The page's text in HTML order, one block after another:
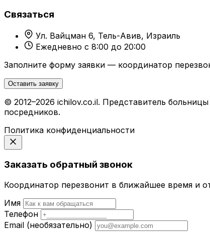
Связаться
Ул. Вайцман 6, Тель-Авив, Израиль
Ежедневно с 8:00 до 20:00
Заполните форму заявки — координатор
Оставить заявку
© 2012–2026 ichilov.co.il. Представитель
посредников.
Политика конфиденциальности
Заказать обратный звонок
Координатор перезвонит в ближайшее время и
Имя
Телефон
Email (необязательно)